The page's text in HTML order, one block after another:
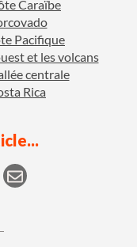
Caraïbe
Pacifique
et les volcans
centrale
Rica